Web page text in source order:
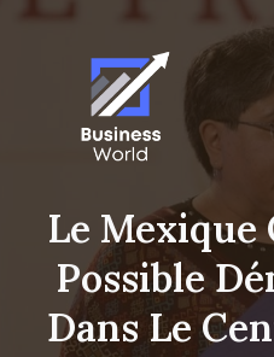
Le Mexique
Possible
Dans Le